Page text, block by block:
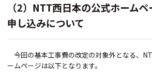
（2）NTT西日本の公式ホーム
申し込みについて
今回の基本工事費の改定の対象外となる、
ームページは以下となります。